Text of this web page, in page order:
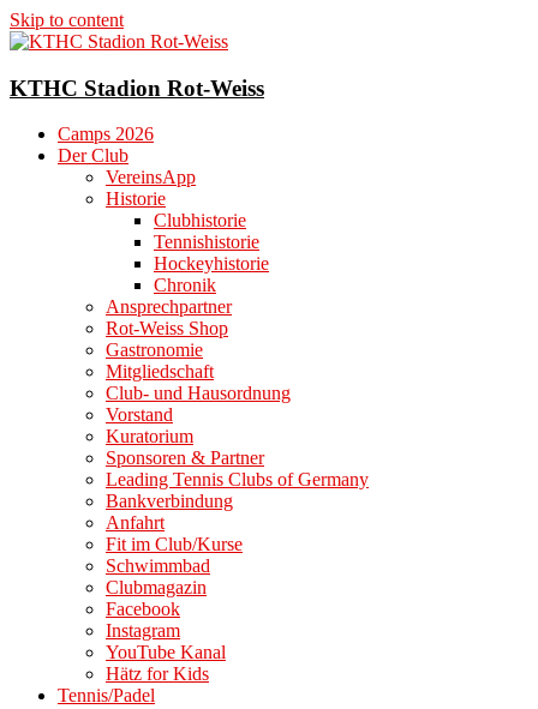
Skip to content
KTHC Stadion Rot-Weiss
Camps 2026
Der Club
VereinsApp
Historie
Clubhistorie
Tennishistorie
Hockeyhistorie
Chronik
Ansprechpartner
Rot-Weiss Shop
Gastronomie
Mitgliedschaft
Club- und Hausordnung
Vorstand
Kuratorium
Sponsoren & Partner
Leading Tennis Clubs of Germany
Bankverbindung
Anfahrt
Fit im Club/Kurse
Schwimmbad
Clubmagazin
Facebook
Instagram
YouTube Kanal
Hätz for Kids
Tennis/Padel